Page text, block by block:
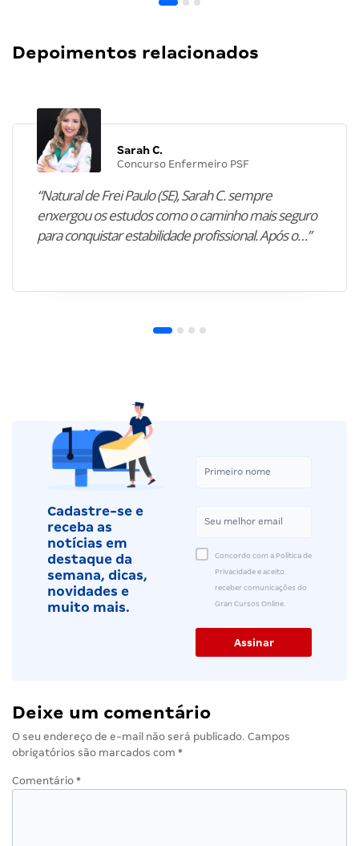
Depoimentos relacionados
Sarah C.
Concurso Enfermeiro PSF
“Natural de Frei Paulo (SE), Sarah C. sempre
enxergou os estudos como o caminho mais seguro
para conquistar estabilidade profissional. Após o…”
Cadastre-se e
receba as
notícias em
destaque da
semana, dicas,
novidades e
muito mais.
Concordo com a Política de
Privacidade e aceito
receber comunicações do
Gran Cursos Online.
Deixe um comentário
O seu endereço de e-mail não será publicado. Campos
obrigatórios são marcados com *
Comentário *